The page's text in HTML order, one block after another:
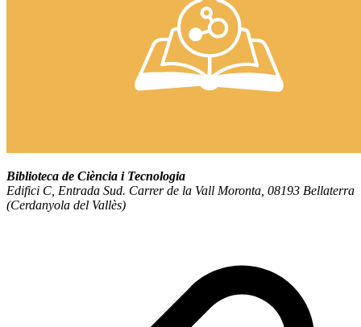
Biblioteca de Ciència i Tecnologia
Edifici C, Entrada Sud. Carrer de la Vall Moronta, 08193 Bellaterra
(Cerdanyola del Vallès)